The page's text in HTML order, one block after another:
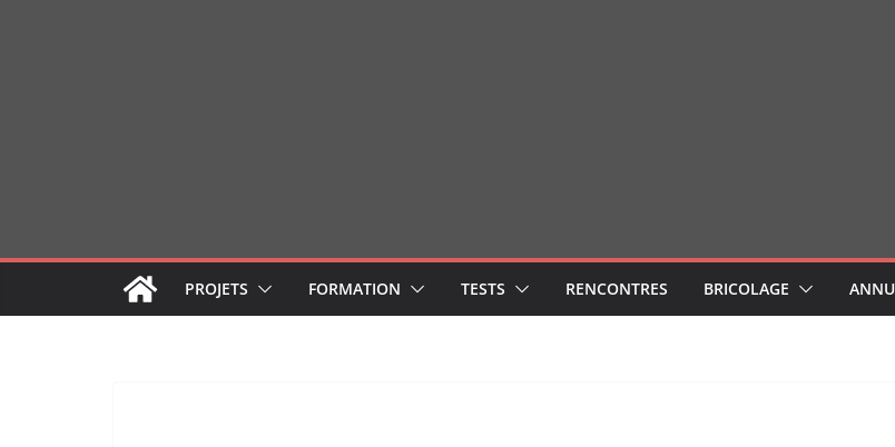
PROJETS FORMATION TESTS RENCONTRES BRICOLAGE